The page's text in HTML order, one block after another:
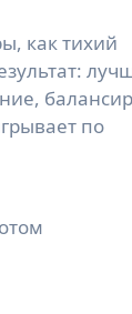
как тихий
по